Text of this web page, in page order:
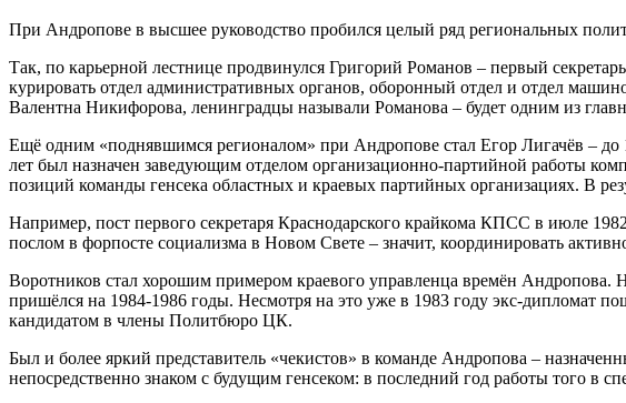
При Андропове в высшее руководство пробился целый ряд региональных
Так, по карьерной лестнице продвинулся Григорий Романов – первый
курировать отдел административных органов, оборонный отдел и отдел
Валентна Никифорова, ленинградцы называли Романова – будет одним из
Ещё одним «поднявшимся регионалом» при Андропове стал Егор Лигачёв –
лет был назначен заведующим отделом организационно-партийной работы
позиций команды генсека областных и краевых партийных организациях. В
Например, пост первого секретаря Краснодарского крайкома КПСС в июле
послом в форпосте социализма в Новом Свете – значит, координировать
Воротников стал хорошим примером краевого управленца времён Андропова.
пришёлся на 1984-1986 годы. Несмотря на это уже в 1983 году экс-дипломат
кандидатом в члены Политбюро ЦК.
Был и более яркий представитель «чекистов» в команде Андропова –
непосредственно знаком с будущим генсеком: в последний год работы того в